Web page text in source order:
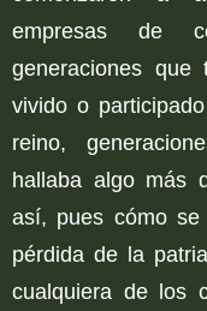
empresas de
generaciones
vivido o
reino,
hallaba algo más
así, pues cómo
pérdida de la
cualquiera de los